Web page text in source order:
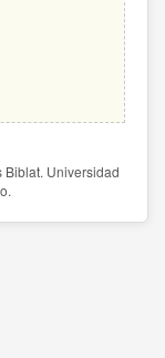
Biblat. Universidad